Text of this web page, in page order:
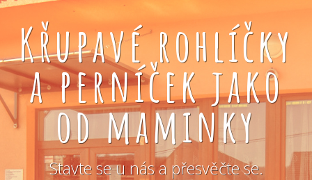
Křupavé rohlíčky
a perníček jako
od maminky
Stavte se u nás a přesvěčte se.